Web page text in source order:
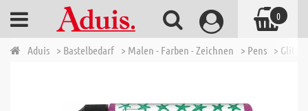
Aduis > Bastelbedarf > Malen - Farben - Zeichnen > Pens >
0